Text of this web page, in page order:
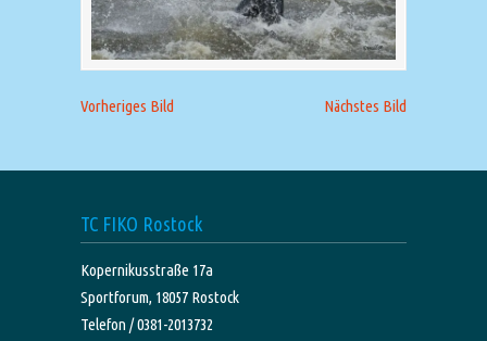
Vorheriges Bild Nächstes Bild
TC FIKO Rostock
Kopernikusstraße 17a
Sportforum, 18057 Rostock
Telefon / 0381-2013732